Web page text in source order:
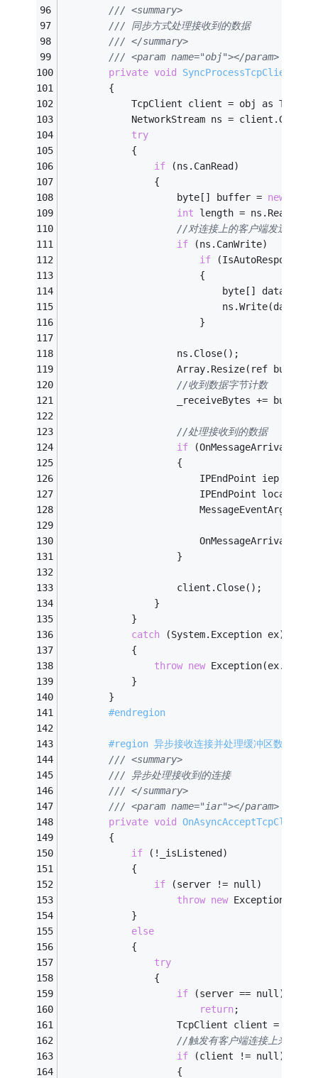
/// <summary>
/// 同步方式处理接收到的数据
/// </summary>
/// <param name="obj"></param>
private void SyncProcessTcpClient
        {
TcpClient client = obj as
NetworkStream ns =
try
            {
if (ns.CanRead)
                {
                    byte[] buffer =
new
int length =
//对连接上的客户端发送数据
if (ns.CanWrite)
if (IsAutoResponse)
                        {
byte[] data =
                            ns.Write(data,
                        }
                    ns.Close();
Array.Resize(ref buffer,
//收到数据字节计数
_receiveBytes +=
//处理接收到的数据
if
                    {
IPEndPoint iep =
IPEndPoint
MessageEventArgs e
                    }
                    client.Close();
                }
            }
catch (System.Exception ex)
            {
throw new
            }
        }
#endregion
#region 异步接收连接并处理缓冲区数据
/// <summary>
/// 异步处理接收到的连接
/// </summary>
/// <param name="iar"></param>
private void OnAsyncAcceptTcpClient
        {
if (!_isListened)
            {
if (server != null)
throw new Exception(
            }
else
            {
try
                {
if (server == null)
return;
TcpClient client =
//触发有客户端连接上来的事件
if (client != null)
                    {